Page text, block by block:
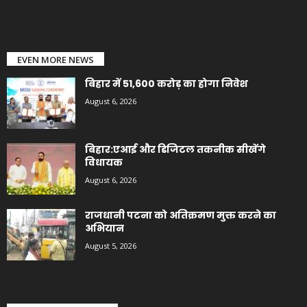
EVEN MORE NEWS
बिहार में 51,600 करोड़ का होगा निवेश
August 6, 2026
बिहार:एआई और डिजिटल तकनीक सीखेंगे
विधायक
August 6, 2026
राजधानी पटना को अतिक्रमण मुक्त करने का
अभियान
August 5, 2026